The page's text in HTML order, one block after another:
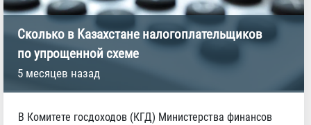
Сколько в Казахстане налогоплательщиков
по упрощенной схеме
5 месяцев назад
В Комитете госдоходов (КГД) Министерства финансов